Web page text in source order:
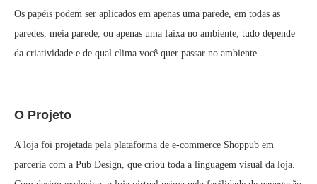
Os papéis podem ser aplicados em apenas uma parede, em todas as
paredes, meia parede, ou apenas uma faixa no ambiente, tudo depende
da criatividade e de qual clima você quer passar no ambiente.
O Projeto
A loja foi projetada pela plataforma de e-commerce Shoppub em
parceria com a Pub Design, que criou toda a linguagem visual da loja.